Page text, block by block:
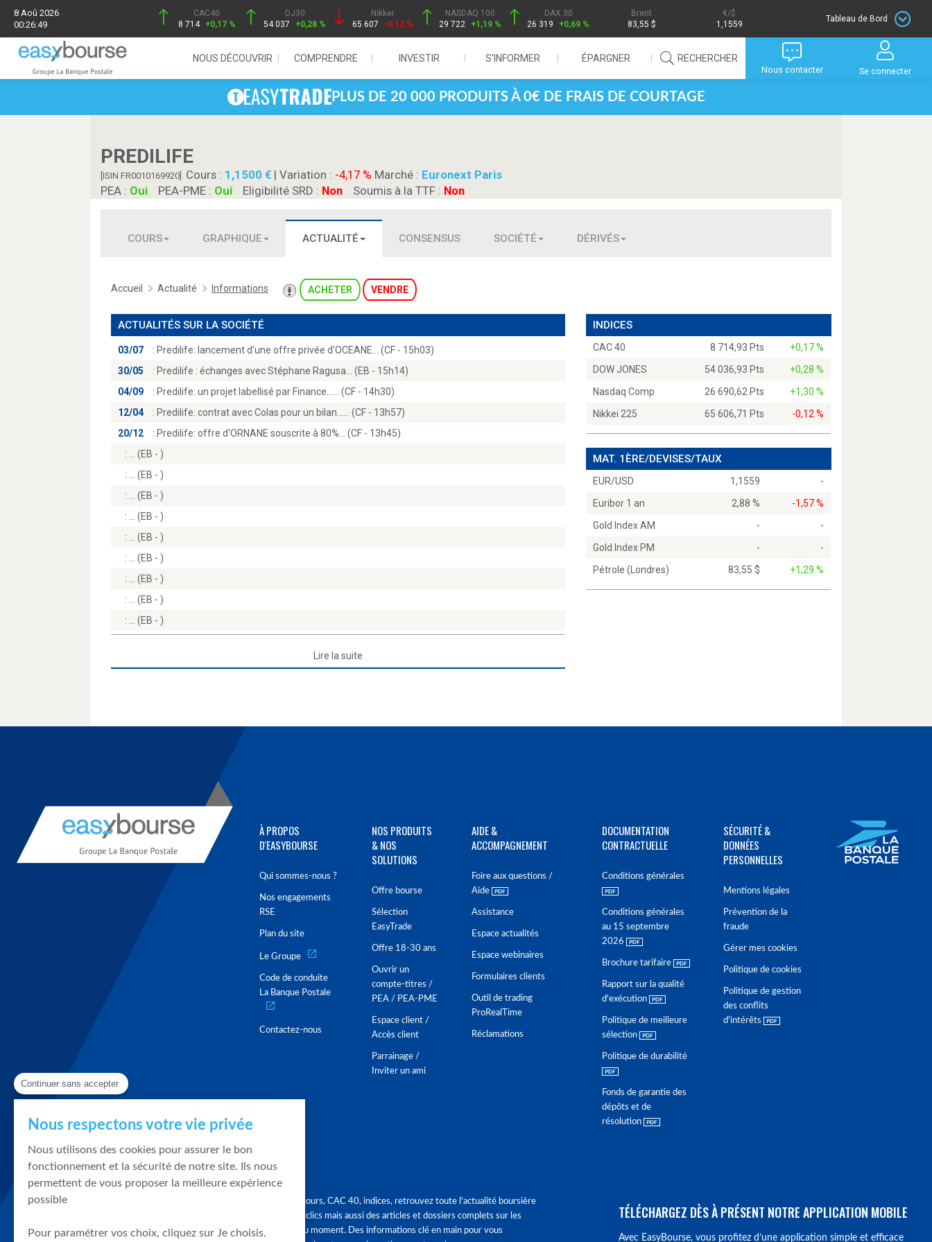
8 Aoû 2026
00:26:49
CAC40
8 714 +0,17 %
DJ30
54 037
+0,28 %
Nikkei
65 607
-0,12 %
NASDAQ 100
29 722
+1,19 %
DAX 30
26 319
+0,69 %
Brent
83,55 $
/$
1,1559
Tableau de Bord
NOUS DÉCOUVRIR COMPRENDRE INVESTIR S'INFORMER ÉPARGNER RECHERCHER
Nous contacter Se connecter
PLUS DE 20 000 PRODUITS À 0€ DE FRAIS DE COURTAGE
PREDILIFE
[ISIN FR0010169920] Cours : 1,1500 | Variation : -4,17 % Marché : Euronext Paris
PEA : Oui PEA-PME : Oui Eligibilité SRD : Non Soumis à la TTF : Non
COURS GRAPHIQUE ACTUALITÉ CONSENSUS SOCIÉTÉ DÉRIVÉS
Accueil Actualité Informations ACHETER VENDRE
ACTUALITÉS SUR LA SOCIÉTÉ
03/07 : Predilife: lancement d'une offre privée d'OCEANE… (CF - 15h03)
30/05
: Predilife : échanges avec Stéphane Ragusa… (EB - 15h14)
04/09
: Predilife: un projet labellisé par Finance...… (CF - 14h30)
12/04
: Predilife: contrat avec Colas pour un bilan...… (CF - 13h57)
20/12
: Predilife: offre d'ORNANE souscrite à 80%… (CF - 13h45)
:
(EB - )
:
(EB - )
:
(EB - )
:
(EB - )
:
(EB - )
:
(EB - )
:
(EB - )
:
(EB - )
:
(EB - )
Lire la suite
INDICES
CAC 40 8 714,93 Pts
+0,17 %
DOW JONES
54 036,93 Pts
+0,28 %
Nasdaq Comp
26 690,62 Pts
+1,30 %
Nikkei 225
65 606,71 Pts -0,12 %
MAT. 1ÈRE/DEVISES/TAUX
EUR/USD 1,1559
-
Euribor 1 an
2,88 %
-1,57 %
Gold Index AM
-
-
Gold Index PM
-
-
Pétrole (Londres)
83,55 $ +1,29 %
À PROPOS
D'EASYBOURSE
Qui sommes-nous ?
Nos engagements
RSE
Plan du site
Le Groupe
Code de conduite
La Banque Postale
Contactez-nous
NOS PRODUITS
& NOS
SOLUTIONS
Offre bourse
Sélection
EasyTrade
Offre 18-30 ans
Ouvrir un
compte-titres /
PEA / PEA-PME
Espace client /
Accès client
Parrainage /
Inviter un ami
AIDE &
ACCOMPAGNEMENT
Foire aux questions /
Aide
Assistance
Espace actualités
Espace webinaires
Formulaires clients
Outil de trading
ProRealTime
Réclamations
DOCUMENTATION
CONTRACTUELLE
Conditions générales
Conditions générales
au 15 septembre
2026
Brochure tarifaire
Rapport sur la qualité
d'exécution
Politique de meilleure
sélection
Politique de durabilité
Fonds de garantie des
dépôts et de
résolution
SÉCURITÉ &
DONNÉES
PERSONNELLES
Mentions légales
Prévention de la
fraude
Gérer mes cookies
Politique de cookies
Politique de gestion
des conflits
d'intérêts
Graphique, cours, CAC 40, indices, retrouvez toute l'actualité boursière
en quelques clics mais aussi des articles et dossiers complets sur les
tendances du moment. Des informations clé en main pour vous
TÉLÉCHARGEZ DÈS À PRÉSENT NOTRE APPLICATION MOBILE
Avec EasyBourse, vous profitez d’une application simple et efficace
Continuer sans accepter
Nous respectons votre vie privée
Nous utilisons des cookies pour assurer le bon
fonctionnement et la sécurité de notre site. Ils nous
permettent de vous proposer la meilleure expérience
possible
Pour paramétrer vos choix, cliquez sur Je choisis.